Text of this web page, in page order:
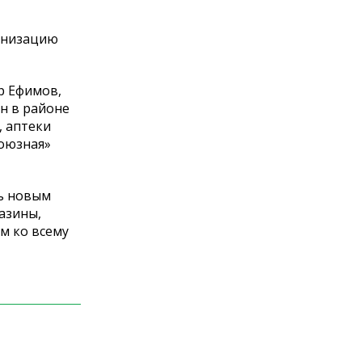
Ефимов,
в районе
аптеки
»
новым
ко всему